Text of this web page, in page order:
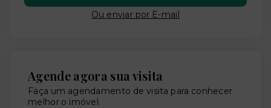
Ou enviar por E-mail
Agende agora sua visita
Faça um agendamento de visita para conhecer
melhor o imóvel.